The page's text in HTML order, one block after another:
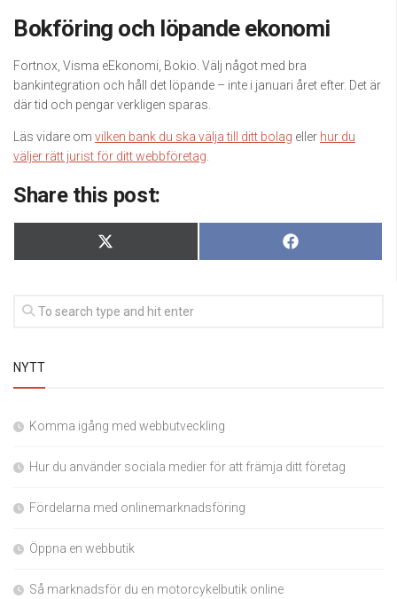
Bokföring och löpande ekonomi
Fortnox, Visma eEkonomi, Bokio. Välj något med bra
bankintegration och håll det löpande – inte i januari året efter. Det är
där tid och pengar verkligen sparas.
Läs vidare om vilken bank du ska välja till ditt bolag eller hur du
väljer rätt jurist för ditt webbföretag
Share this post:
Dela
på
X
(Twitter)
Dela
på
Facebook
NYTT
Komma igång med webbutveckling
Hur du använder sociala medier för att främja ditt företag
Fördelarna med onlinemarknadsföring
Öppna en webbutik
Så marknadsför du en motorcykelbutik online